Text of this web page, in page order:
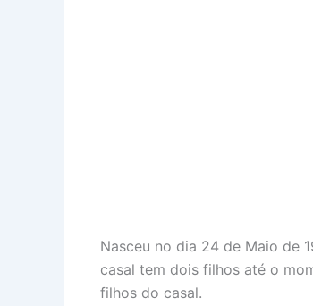
Nasceu no dia 24 de Maio de
casal tem dois filhos até o
filhos do casal.